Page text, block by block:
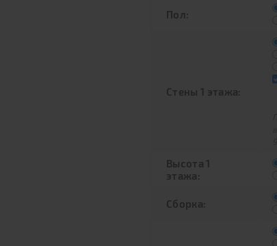
Пол:
Стены 1 этажа:
Высота 1
этажа:
Сборка: